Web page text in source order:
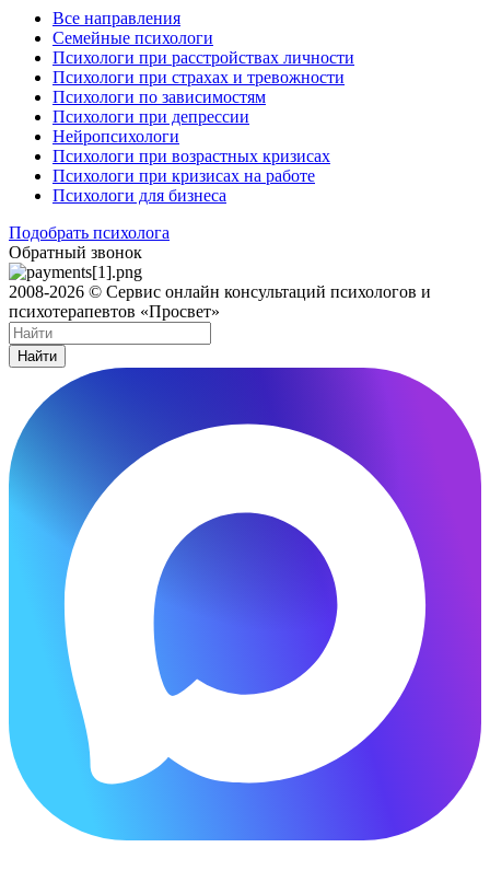
Все направления
Семейные психологи
Психологи при расстройствах личности
Психологи при страхах и тревожности
Психологи по зависимостям
Психологи при депрессии
Нейропсихологи
Психологи при возрастных кризисах
Психологи при кризисах на работе
Психологи для бизнеса
Подобрать психолога
Обратный звонок
2008-2026 © Сервис онлайн консультаций психологов и
психотерапевтов «Просвет»
Найти